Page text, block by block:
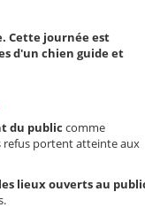
Cette journée est
d'un chien guide et
du public comme
refus portent atteinte aux
lieux ouverts au